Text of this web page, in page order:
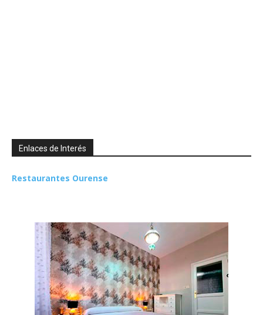
Enlaces de Interés
Restaurantes Ourense